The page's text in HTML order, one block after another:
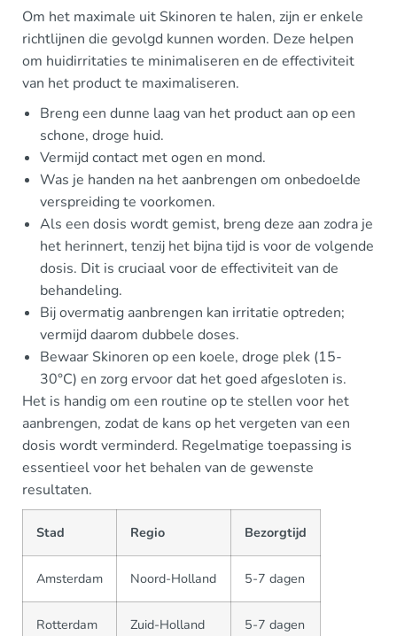
Om het maximale uit Skinoren te halen, zijn er enkele
richtlijnen die gevolgd kunnen worden. Deze helpen
om huidirritaties te minimaliseren en de effectiviteit
van het product te maximaliseren.
Breng een dunne laag van het product aan op een
schone, droge huid.
Vermijd contact met ogen en mond.
Was je handen na het aanbrengen om onbedoelde
verspreiding te voorkomen.
Als een dosis wordt gemist, breng deze aan zodra je
het herinnert, tenzij het bijna tijd is voor de volgende
dosis. Dit is cruciaal voor de effectiviteit van de
behandeling.
Bij overmatig aanbrengen kan irritatie optreden;
vermijd daarom dubbele doses.
Bewaar Skinoren op een koele, droge plek (15-
30°C) en zorg ervoor dat het goed afgesloten is.
Het is handig om een routine op te stellen voor het
aanbrengen, zodat de kans op het vergeten van een
dosis wordt verminderd. Regelmatige toepassing is
essentieel voor het behalen van de gewenste
resultaten.
Stad Regio Bezorgtijd
Amsterdam Noord-Holland 5-7 dagen
Rotterdam Zuid-Holland 5-7 dagen